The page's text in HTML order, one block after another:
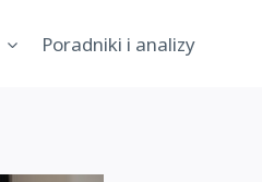
Poradniki i analizy